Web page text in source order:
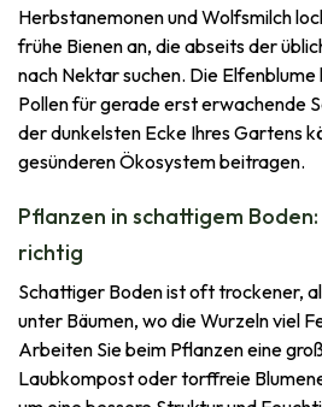
Herbstanemonen und Wolfsmilch
frühe Bienen an, die abseits der
nach Nektar suchen. Die
Pollen für gerade erst erwachende
der dunkelsten Ecke Ihres Gartens
gesünderen Ökosystem beitragen.
Pflanzen in schattigem Boden:
richtig
Schattiger Boden ist oft trockener,
unter Bäumen, wo die Wurzeln viel
Arbeiten Sie beim Pflanzen eine
Laubkompost oder torffreie